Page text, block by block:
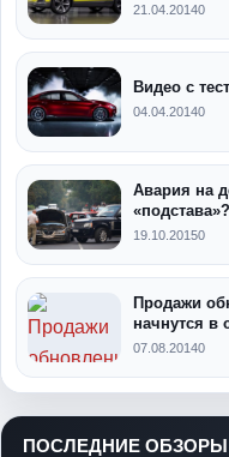
21.04.20140
Видео с
04.04.20140
Авария на
«подстава»?
19.10.20150
Продажи
начнутся в
07.08.20140
ПОСЛЕДНИЕ ОБЗОРЫ